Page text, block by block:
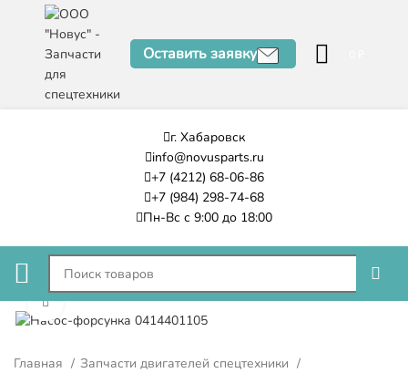
Оставить заявку
г. Хабаровск
info@novusparts.ru
+7 (4212) 68-06-86
+7 (984) 298-74-68
Пн-Вс с 9:00 до 18:00
Нажмите, чтобы увеличить
Главная
Запчасти двигателей спецтехники